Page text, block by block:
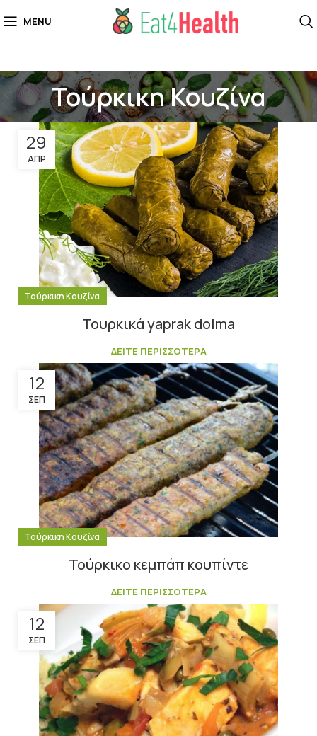
MENU
Τούρκικη Κουζίνα
29
ΑΠΡ
Τούρκικη Κουζίνα
Τουρκικά yaprak dolma
ΔΕΙΤΕ ΠΕΡΙΣΣΟΤΕΡΑ
12
ΣΕΠ
Τούρκικη Κουζίνα
Τούρκικο κεμπάπ κουπίντε
ΔΕΙΤΕ ΠΕΡΙΣΣΟΤΕΡΑ
12
ΣΕΠ